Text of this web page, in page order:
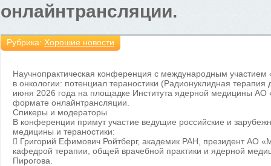
онлайнтрансляции.
Рубрика: Хорошие новости
Научнопрактическая конференция с международным участием
в онкологии: потенциал тераностики (Радионуклидная терапия
июня 2026 года на площадке Института ядерной медицины
формате онлайнтрансляции.
Спикеры и модераторы
В конференции примут участие ведущие российские и
медицины и тераностики:
 Григорий Ефимович Ройтберг, академик РАН, президент АО
кафедрой терапии, общей врачебной практики и ядерной
Пирогова.